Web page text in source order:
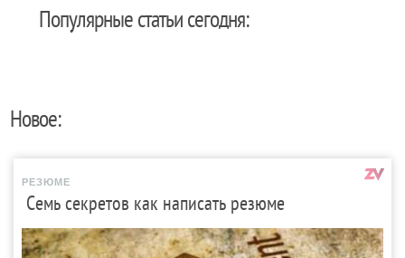
Популярные статьи сегодня:
Новое:
РЕЗЮМЕ
Семь секретов как написать резюме